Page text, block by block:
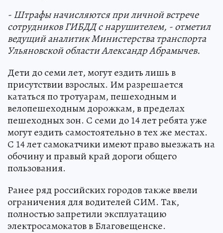
- Штрафы начисляются при личной встрече
сотрудников ГИБДД с нарушителем, - отметил
ведущий аналитик Министерства транспорта
Ульяновской области Александр Абрамычев.
Дети до семи лет, могут ездить лишь в
присутствии взрослых. Им разрешается
кататься по тротуарам, пешеходным и
велопешеходным дорожкам, в пределах
пешеходных зон. С семи до 14 лет ребята уже
могут ездить самостоятельно в тех же местах.
С 14 лет самокатчики имеют право выезжать на
обочину и правый край дороги общего
пользования.
Ранее ряд российских городов также ввели
ограничения для водителей СИМ. Так,
полностью запретили эксплуатацию
электросамокатов в Благовещенске.